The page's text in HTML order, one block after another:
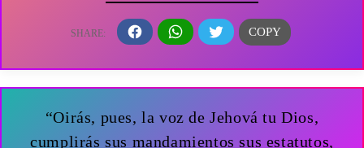
“Oirás, pues, la voz de Jehová tu Dios,
cumplirás sus mandamientos sus estatutos,